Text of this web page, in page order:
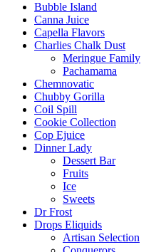
Bubble Island
Canna Juice
Capella Flavors
Charlies Chalk Dust
Meringue Family
Pachamama
Chemnovatic
Chubby Gorilla
Coil Spill
Cookie Collection
Cop Ejuice
Dinner Lady
Dessert Bar
Fruits
Ice
Sweets
Dr Frost
Drops Eliquids
Artisan Selection